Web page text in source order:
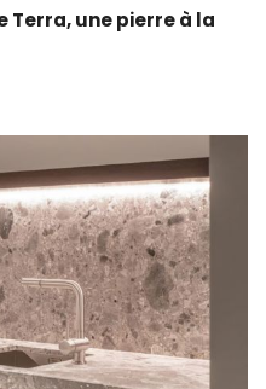
Terra, une pierre à la